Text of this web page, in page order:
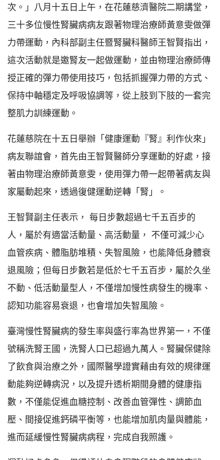
次。」八月十五日上午，在花蓮慈濟醫院二期講堂，
三十多位慢性腎臟病病友跟著物理治療師黃意雯做彈
力帶運動，內科部副主任暨腎臟科醫師王智賢指出，
這次活動就是邀腎友一起做運動，並由物理治療師傳
授正確的彈力帶使用技巧，包括抓握彈力帶的方式、
保持中軸穩定及呼吸協調等，從上肢到下肢的一套完
整肌力訓練運動。
花蓮慈院在十五日舉辦「健康運動『腎』利作伙來」
病友聯誼會，首先由王智賢醫師分享運動的好處，接
著由物理治療師黃意雯，使用彈力帶一起帶著病友與
家屬動起來，透過復健運動逆轉「腎」。
王智賢副主任表示， 每日步數超過七千五百步的
人，屬於有適當活動量、高活動量， 不僅可減少心
血管疾病、體脂肪堆積、失智風險，也能降低身體衰
退風險；但每日步數若是低於七千五百步，屬於久坐
不動、低活動量型人，不僅增加慢性病發生的機率、
認知功能容易衰退，也會增加失智風險。
臺灣慢性腎臟病的發生率與盛行率為世界第一，不僅
號稱洗腎王國，洗腎人口已超過九萬人。腎臟保健除
了飲食與治療之外，國際醫學證實藉由有效的規律運
動能夠逆轉病況，以及提升透析期間身體的健康指
數，不僅能促進血糖控制、改善血管彈性、調節血
壓、間接促進鈣磷平衡等，也能增加肌肉量與體能，
進而延緩慢性腎臟病病程，完成自我照護。